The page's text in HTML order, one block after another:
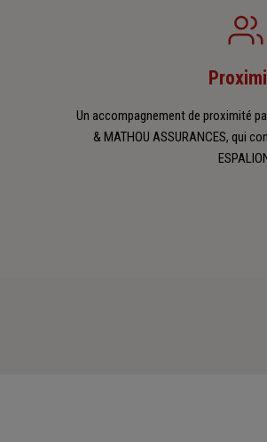
Un accompagnement de proximité
& MATHOU ASSURANCES, qui